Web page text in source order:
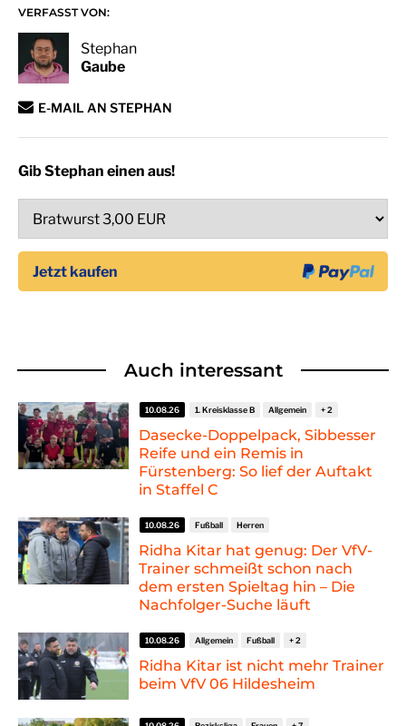
VERFASST VON:
Stephan
Gaube
E-MAIL AN STEPHAN
Gib Stephan einen aus!
Auch interessant
Dasecke-Doppelpack, Sibbesser
Reife und ein Remis in
Fürstenberg: So lief der Auftakt
in Staffel C
10.08.26 1. Kreisklasse B Allgemein
Ridha Kitar hat genug: Der VfV-
Trainer schmeißt schon nach
dem ersten Spieltag hin – Die
Nachfolger-Suche läuft
10.08.26 Fußball Herren
Ridha Kitar ist nicht mehr Trainer
beim VfV 06 Hildesheim
10.08.26 Allgemein Fußball